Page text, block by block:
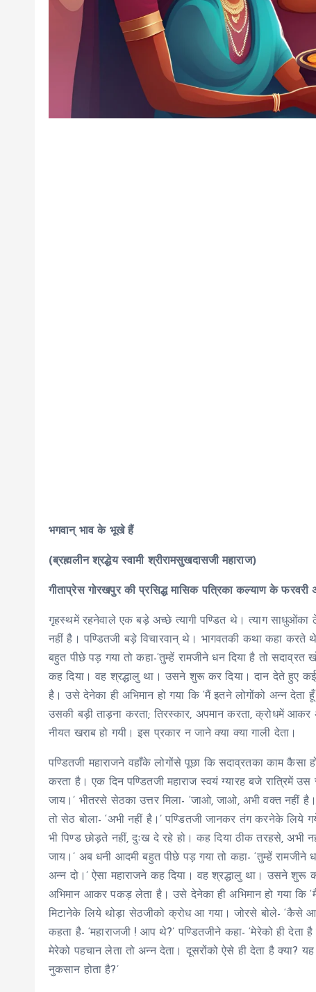
भगवान् भाव के भूखे हैं
(ब्रह्मलीन श्रद्धेय स्वामी श्रीरामसुखदासजी महाराज)
गीताप्रेस गोरखपुर की प्रसिद्ध मासिक पत्रिका कल्याण के
गृहस्थमें रहनेवाले एक बड़े अच्छे त्यागी पण्डित थे। त्याग साधुओंका
नहीं है। पण्डितजी बड़े विचारवान् थे। भागवतकी कथा कहा करते
बहुत पीछे पड़ गया तो कहा-‘तुम्हें रामजीने धन दिया है तो सदाव्रत
कह दिया। वह श्रद्धालु था। उसने शुरू कर दिया। दान देते हुए
है। उसे देनेका ही अभिमान हो गया कि ‘मैं इतने लोगोंको अन्न
उसकी बड़ी ताड़ना करता; तिरस्कार, अपमान करता, क्रोधमें
नीयत खराब हो गयी। इस प्रकार न जाने क्या क्या गाली देता।
पण्डितजी महाराजने वहाँके लोगोंसे पूछा कि सदाव्रतका काम कैसा
करता है। एक दिन पण्डितजी महाराज स्वयं ग्यारह बजे
जाय।’ भीतरसे सेठका उत्तर मिला- ‘जाओ, जाओ, अभी वक्त नहीं
तो सेठ बोला- ‘अभी नहीं है।’ पण्डितजी जानकर तंग करनेके लिये
भी पिण्ड छोड़ते नहीं, दुःख दे रहे हो। कह दिया ठीक तरहसे, अभी
जाय।’ अब धनी आदमी बहुत पीछे पड़ गया तो कहा- ‘तुम्हें रामजीने
अन्न दो।’ ऐसा महाराजने कह दिया। वह श्रद्धालु था। उसने शुरू
अभिमान आकर पकड़ लेता है। उसे देनेका ही अभिमान हो गया कि
मिटानेके लिये थोड़ा सेठजीको क्रोध आ गया। जोरसे बोले- ‘कैसे
कहता है- ‘महाराजजी ! आप थे?’ पण्डितजीने कहा- ‘मेरेको ही देता है
मेरेको पहचान लेता तो अन्न देता। दूसरोंको ऐसे ही देता है क्या?
नुकसान होता है?’